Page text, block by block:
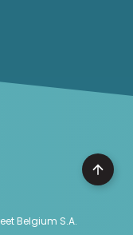
Belgium S.A.